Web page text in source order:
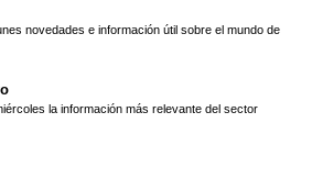
novedades e información útil sobre el mundo de
la información más relevante del sector